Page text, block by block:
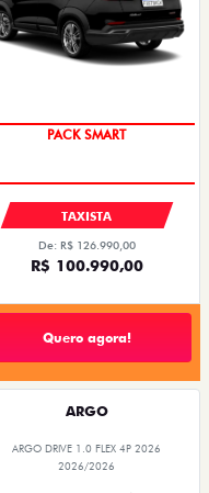
PACK SMART
TAXISTA
De: R$ 126.990,00
R$ 100.990,00
Quero agora!
ARGO
ARGO DRIVE 1.0 FLEX 4P 2026
2026/2026